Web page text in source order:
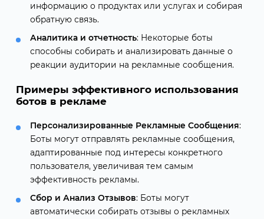
информацию о продуктах или услугах и собирая
обратную связь.
Аналитика и отчетность: Некоторые боты
способны собирать и анализировать данные о
реакции аудитории на рекламные сообщения.
Примеры эффективного использования
ботов в рекламе
Персонализированные Рекламные Сообщения:
Боты могут отправлять рекламные сообщения,
адаптированные под интересы конкретного
пользователя, увеличивая тем самым
эффективность рекламы.
Сбор и Анализ Отзывов: Боты могут
автоматически собирать отзывы о рекламных